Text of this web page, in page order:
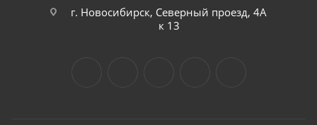
г. Новосибирск, Северный проезд, 4А
к 13